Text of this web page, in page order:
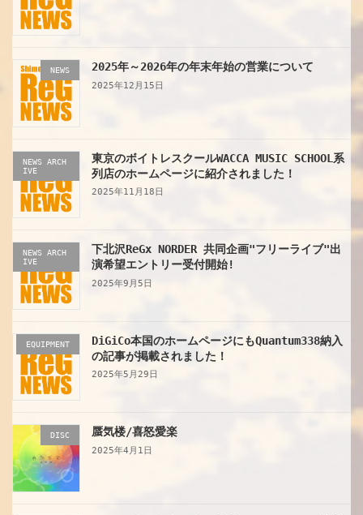
NEWS 2025年～2026年の年末年始の営業について
2025年12月15日
NEWS ARCH
IVE
東京のボイトレスクールWACCA MUSIC SCHOOL系
列店のホームページに紹介されました！
2025年11月18日
NEWS ARCH
IVE
下北沢ReGx NORDER 共同企画"フリーライブ"出
演希望エントリー受付開始!
2025年9月5日
EQUIPMENT
DiGiCo本国のホームページにもQuantum338納入
の記事が掲載されました！
2025年5月29日
DISC 蜃気楼/喜怒愛楽
2025年4月1日